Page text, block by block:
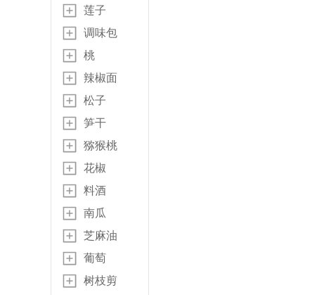
莲子
调味包
桃
辣椒面
松子
笋干
猕猴桃
花椒
料酒
南瓜
芝麻油
葡萄
树枝剪